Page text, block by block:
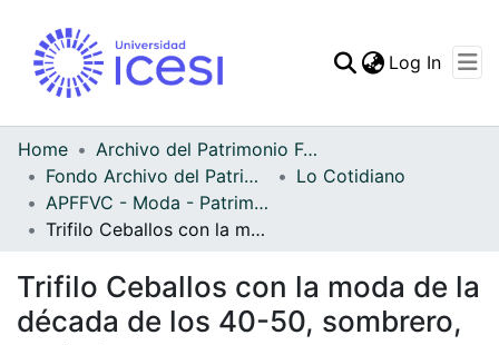
Statistics
Log In
Home
Archivo del Patrimonio Fotográfico y Fílmico del Valle del Cauca
Fondo Archivo del Patrimonio Fotográfico y Fílmico del Valle del Cauca
Lo Cotidiano
APFFVC - Moda - Patrimonial
Trifilo Ceballos con la moda de la década de los 40-50, sombrero, corbata y saco
Trifilo Ceballos con la moda de la
década de los 40-50, sombrero,